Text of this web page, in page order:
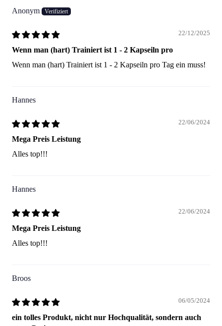
Anonym
22/12/2025
Wenn man (hart) Trainiert ist 1 - 2 Kapseiln pro
Wenn man (hart) Trainiert ist 1 - 2 Kapseiln pro Tag ein muss!
Hannes
22/06/2024
Mega Preis Leistung
Alles top!!!
Hannes
22/06/2024
Mega Preis Leistung
Alles top!!!
Broos
06/05/2024
ein tolles Produkt, nicht nur Hochqualität, sondern auch